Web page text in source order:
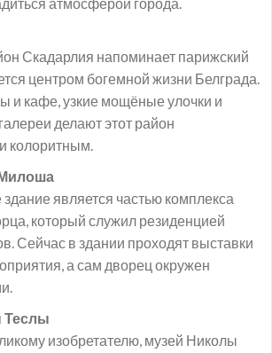
Скадарлия напоминает парижский
центром богемной жизни Белграда.
и кафе, узкие мощёные улочки и
делают этот район
колоритным.
является частью комплекса
который служил резиденцией
Сейчас в здании проходят выставки
а сам дворец окружен
Теслы
изобретателю, музей Николы